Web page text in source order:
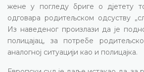
жене у погледу бриге о дјетету
одговара родитељском одсуству
Из наведеног произлази да је
полицајац, за потребе
аналогној ситуацији као и полицајка.